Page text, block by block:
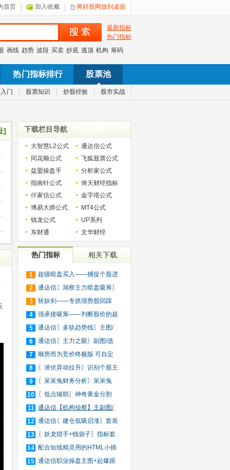
首页 加入收藏 将好股网放到桌面
最新指标
热门指标
画线 趋势 波段 买卖 抄底 逃顶 机构 筹码
热门指标排行 股票池
门 股票知识 炒股经验 股市实战
] 下载栏目导航
大智慧L2公式
通达信公式
同花顺公式
飞狐股票公式
益盟操盘手
分析家公式
指南针公式
倚天财经指标
仟家信公式
金字塔公式
博易大师公式
MT4公式
钱龙公式
UP系列
东财通
文华财经
热门指标 相关下载
1
超级暗盘买入——捕捉个股进
入
2
通达信〖洞察主力暗盘吸筹〗
捕
3
斩妖剑——专抓强势股回踩
20日
4
强承接吸筹——判断股价的超
买
5
通达信〖多轨趋势线〗主图/
选
6
通达信〖主力之眼〗副图/选
股
7
顺势而为竞价终极版 可自定
义
8
〖潜伏异动拉升〗识别个股主
力
9
〖呆呆兔财务分析〗呆呆兔
F10
10
〖低点辅助〗神奇黄金分割
+趋
11 通达信【机构侦察】主副图/
选
12 通达信〖建仓低吸启涨〗套装
指
13
〖妖龙猎手+钱袋子〗指标套
装
14 配合短线精灵用的HTML小插
件
15 通达信职业操盘主图+起爆跟